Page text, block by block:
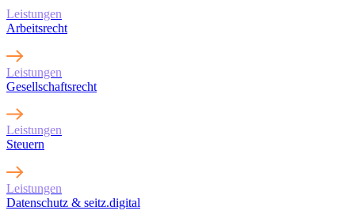
Leistungen
Arbeitsrecht
Leistungen
Gesellschaftsrecht
Leistungen
Steuern
Leistungen
Datenschutz & seitz.digital